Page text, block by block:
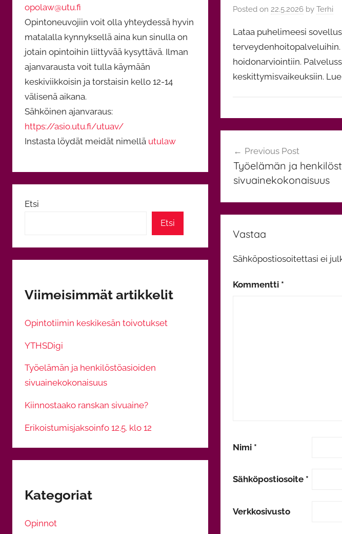
Posted on 22.5.2026by Terhi
Lataa puhelimeesi
terveydenhoitopalveluihin.
hoidonarviointiin.
keskittymisvaikeuksiin.
e
i
n
selausPrevious Post
Työelämän ja
sivuainekokonaisuus
Vastaa
Sähköpostiosoitettasi ei
Kommentti *
Nimi *
Sähköpostiosoite *
Verkkosivusto
opolaw@utu.fi
Opintoneuvojiin voit olla yhteydessä hyvin
matalalla kynnyksellä aina kun sinulla on
jotain opintoihin liittyvää kysyttävä. Ilman
ajanvarausta voit tulla käymään
keskiviikkoisin ja torstaisin kello 12-14
välisenä aikana.
Sähköinen ajanvaraus:
https://asio.utu.fi/utuav/
Instasta löydät meidät nimellä utulaw
Etsi
Etsi
Viimeisimmät artikkelit
Opintotiimin keskikesän toivotukset
YTHSDigi
Työelämän ja henkilöstöasioiden
sivuainekokonaisuus
Kiinnostaako ranskan sivuaine?
Erikoistumisjaksoinfo 12.5. klo 12
Kategoriat
Opinnot